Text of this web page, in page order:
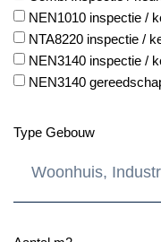
NEN1010 inspectie /
NTA8220 inspectie /
NEN3140 inspectie /
NEN3140
Type Gebouw